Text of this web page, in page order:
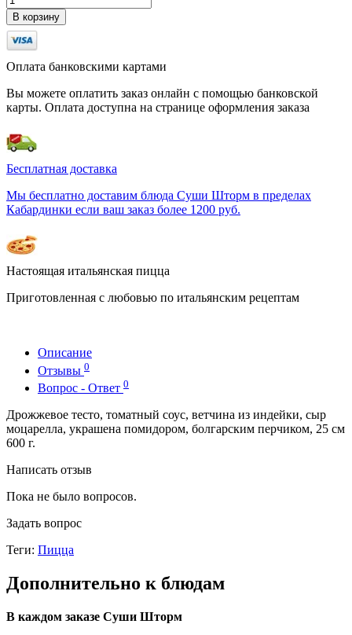
В корзину
Оплата банковскими картами
Вы можете оплатить заказ онлайн с помощью банковской
карты. Оплата доступна на странице оформления заказа
Бесплатная доставка
Мы бесплатно доставим блюда Суши Шторм в пределах
Кабардинки если ваш заказ более 1200 руб.
Настоящая итальянская пицца
Приготовленная с любовью по итальянским рецептам
Описание
Отзывы 0
Вопрос - Ответ 0
Дрожжевое тесто, томатный соус, ветчина из индейки, сыр
моцарелла, украшена помидором, болгарским перчиком, 25 см
600 г.
Написать отзыв
Пока не было вопросов.
Задать вопрос
Теги: Пицца
Дополнительно к блюдам
В каждом заказе Суши Шторм